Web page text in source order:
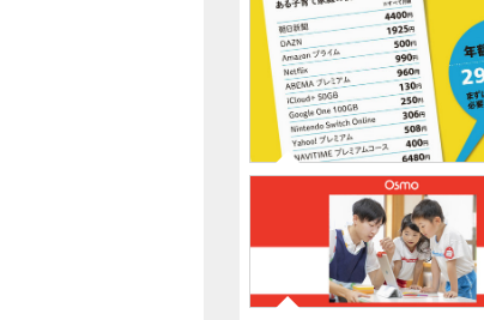
｢歩いて救急に来る患者
0.5%が急変｣異変見抜い
う"日本一の総合診療医"
腕
｢無料お試しの90%が解
ない｣年末に絶対やった
いい"サブスクの大掃除"